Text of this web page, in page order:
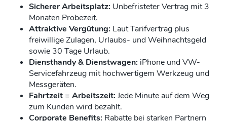
Sicherer Arbeitsplatz: Unbefristeter Vertrag mit 3
Monaten Probezeit.
Attraktive Vergütung: Laut Tarifvertrag plus
freiwillige Zulagen, Urlaubs- und Weihnachtsgeld
sowie 30 Tage Urlaub.
Diensthandy & Dienstwagen: iPhone und VW-
Servicefahrzeug mit hochwertigem Werkzeug und
Messgeräten.
Fahrtzeit = Arbeitszeit: Jede Minute auf dem Weg
zum Kunden wird bezahlt.
Corporate Benefits: Rabatte bei starken Partnern